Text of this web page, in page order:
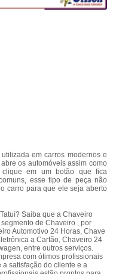
em carros modernos e
os automóveis assim como
em um botão que fica
esse tipo de peça não
carro para que ele seja aberto
Saiba que a Chaveiro
de Chaveiro , por
Automotivo 24 Horas, Chave
a Cartão, Chaveiro 24
entre outros serviços.
com ótimos profissionais
satisfação do cliente e a